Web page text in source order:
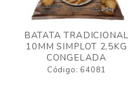
BATATA TRADICIONAL
10MM SIMPLOT 2,5KG
CONGELADA
Código: 64081